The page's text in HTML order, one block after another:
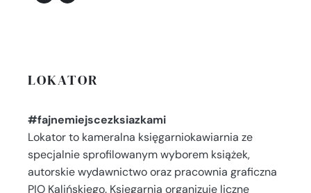
LOKATOR
#fajnemiejscezksiazkami
Lokator to kameralna księgarniokawiarnia ze
specjalnie sprofilowanym wyborem książek,
autorskie wydawnictwo oraz pracownia graficzna
PIO Kalińskiego. Księgarnia organizuje liczne